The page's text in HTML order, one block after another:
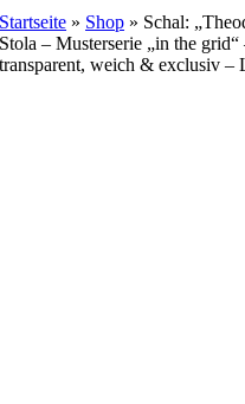
Startseite » Shop » Schal:
Stola – Musterserie „in the
transparent, weich & exclusiv